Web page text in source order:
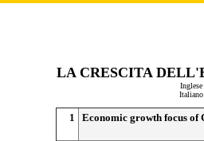
LA CRESCITA
1 Economic growth focus of